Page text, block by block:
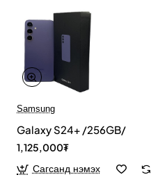
Samsung
Galaxy S24+ /256GB/
1,125,000₮
Сагсанд нэмэх